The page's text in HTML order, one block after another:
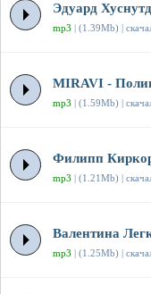
Эдуард
mp3 | (1.39Mb) |
MIRAVI -
mp3 | (1.59Mb) |
Филипп
mp3 | (1.21Mb) |
Валентина
mp3 | (1.25Mb) |